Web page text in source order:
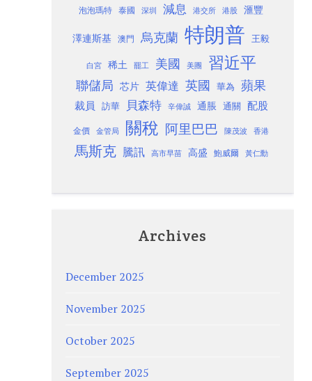
泡泡瑪特 泰國 深圳 減息 港交所 港股 滙豐
澤連斯基 澳門 烏克蘭 特朗普 王毅
白宮 稀土 罷工 美國 美團 習近平
聯儲局 芯片 英偉達 英國 華為 蘋果
裁員 訪華 貝森特 辛偉誠 通脹 通關 配股
金價 金管局 關稅 阿里巴巴 陳茂波 香港
馬斯克 騰訊 高市早苗 高盛 鮑威爾 黃仁勳
Archives
December 2025
November 2025
October 2025
September 2025